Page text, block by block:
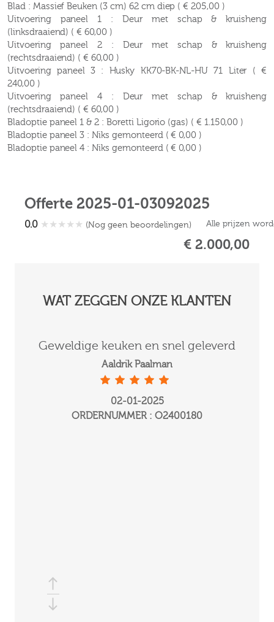
Blad : Massief Beuken (3 cm) 62 cm diep ( € 205,00 )
Uitvoering paneel 1 : Deur met schap & kruisheng
(linksdraaiend) ( € 60,00 )
Uitvoering paneel 2 : Deur met schap & kruisheng
(rechtsdraaiend) ( € 60,00 )
Uitvoering paneel 3 : Husky KK70-BK-NL-HU 71 Liter ( €
240,00 )
Uitvoering paneel 4 : Deur met schap & kruisheng
(rechtsdraaiend) ( € 60,00 )
Bladoptie paneel 1 & 2 : Boretti Ligorio (gas) ( € 1.150,00 )
Bladoptie paneel 3 : Niks gemonteerd ( € 0,00 )
Bladoptie paneel 4 : Niks gemonteerd ( € 0,00 )
Offerte 2025-01-03092025
0.0 ★ ★ ★ ★ ★ (Nog geen beoordelingen) Alle prijzen
€ 2.000,00
WAT ZEGGEN ONZE KLANTEN
Geweldige keuken en snel geleverd
Aaldrik Paalman
02-01-2025
ORDERNUMMER : O2400180